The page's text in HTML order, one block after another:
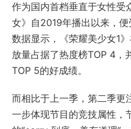
作为国内首档垂直于女性受
女》自2019年播出以来，
数据显示，《荣耀美少女1
放量占据了热度榜TOP 4，
TOP 5的好成绩。
而相比于上一季，第二季更
一步体现节目的竞技属性，